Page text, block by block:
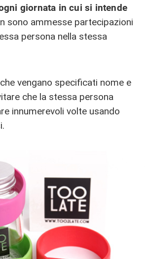
giornata in cui si intende
sono ammesse partecipazioni
persona nella stessa
vengano specificati nome e
che la stessa persona
innumerevoli volte usando